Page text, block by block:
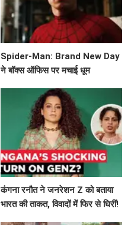
Spider-Man: Brand New Day
ने बॉक्स ऑफिस पर मचाई धूम
कंगना रनौत ने जनरेशन Z को बताया
भारत की ताकत, विवादों में फिर से घिरीं!